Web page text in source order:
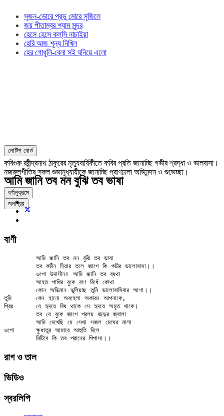
সৃজন-ভোরে প্রভু মোরে সৃজিলে
জয় পীতাম্বর শ্যাম সুন্দর
হেসে হেসে কল্‌সি নাচাইয়া
হেরি আজ শূন্য নিখিল
হের গোধূলি-বেলা সই ঘনিয়ে এলো
নোটিশ বোর্ড
কবিগুরু রবীন্দ্রনাথ ঠাকুরের মৃত্যুবার্ষিকীতে কবির প্রতি জানাচ্ছি গভীর শ্রদ্ধা ও ভালবাসা।
নজরুলগীতির সকল শুভানুধ্যায়ীকে জানাচ্ছি প্রাণঢালা অভিনন্দন ও শুভেচ্ছা।
বর্ণানুক্রমে
জনপ্রিয়
আমি জানি তব মন বুঝি তব ভাষা
বাণী
	তব কঠিন হিয়ার তলে জাগে কি গভীর ভালোবাসা।।
তুমি	কেন হানো অবহেলা অকারন আপনাকে,
প্রিয়	যে হৃদয়ে বিষ থাকে সে হৃদয়ে অমৃত থাকে।
	তব যে বুকে জাগে প্রলয় ঝড়ের জ্বালা
ওগো	ক্ষুধাতুর আমারে আহুতি দিলে
রাগ ও তাল
ভিডিও
স্বরলিপি